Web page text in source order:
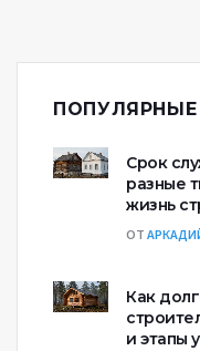
ПОПУЛЯРНЫЕ
Срок
разные
жизнь
ОТ
Как
и этапы